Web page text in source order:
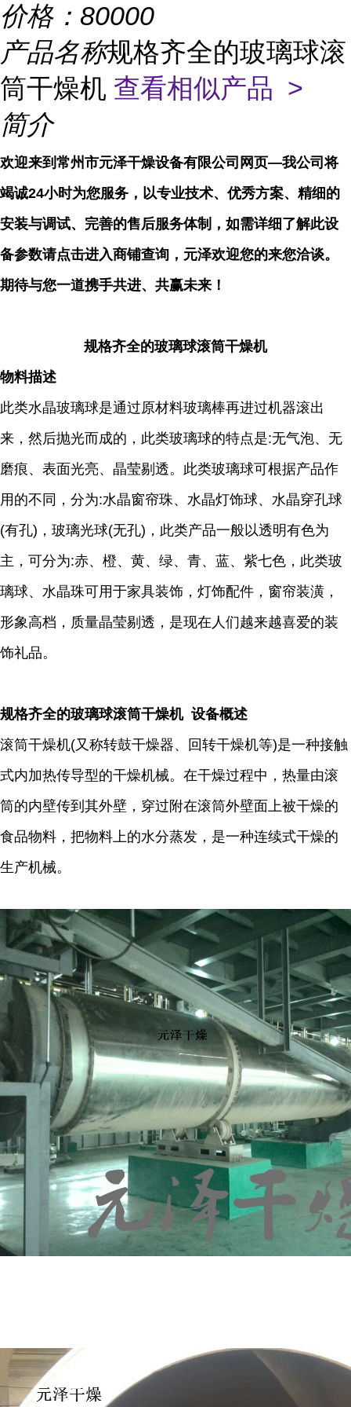
价格： 80000
产品名称规格齐全的玻璃球滚
筒干燥机 查看相似产品 >
简介
欢迎来到常州市元泽干燥设备有限公司网页—我公司将
竭诚24小时为您服务，以专业技术、优秀方案、精细的
安装与调试、完善的售后服务体制，如需详细了解此设
备参数请点击进入商铺查询，元泽欢迎您的来您洽谈。
期待与您一道携手共进、共赢未来！
规格齐全的玻璃球滚筒干燥机
物料描述
此类水晶玻璃球是通过原材料玻璃棒再进过机器滚出
来，然后抛光而成的，此类玻璃球的特点是:无气泡、无
磨痕、表面光亮、晶莹剔透。此类玻璃球可根据产品作
用的不同，分为:水晶窗帘珠、水晶灯饰球、水晶穿孔球
(有孔)，玻璃光球(无孔)，此类产品一般以透明有色为
主，可分为:赤、橙、黄、绿、青、蓝、紫七色，此类玻
璃球、水晶珠可用于家具装饰，灯饰配件，窗帘装潢，
形象高档，质量晶莹剔透，是现在人们越来越喜爱的装
饰礼品。
规格齐全的玻璃球滚筒干燥机 设备概述
滚筒干燥机(又称转鼓干燥器、回转干燥机等)是一种接触
式内加热传导型的干燥机械。在干燥过程中，热量由滚
筒的内壁传到其外壁，穿过附在滚筒外壁面上被干燥的
食品物料，把物料上的水分蒸发，是一种连续式干燥的
生产机械。